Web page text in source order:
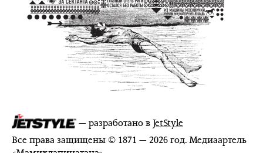
— разработано вJetStyle
Все права защищены © 1871 — 2026 год. Медиаартель